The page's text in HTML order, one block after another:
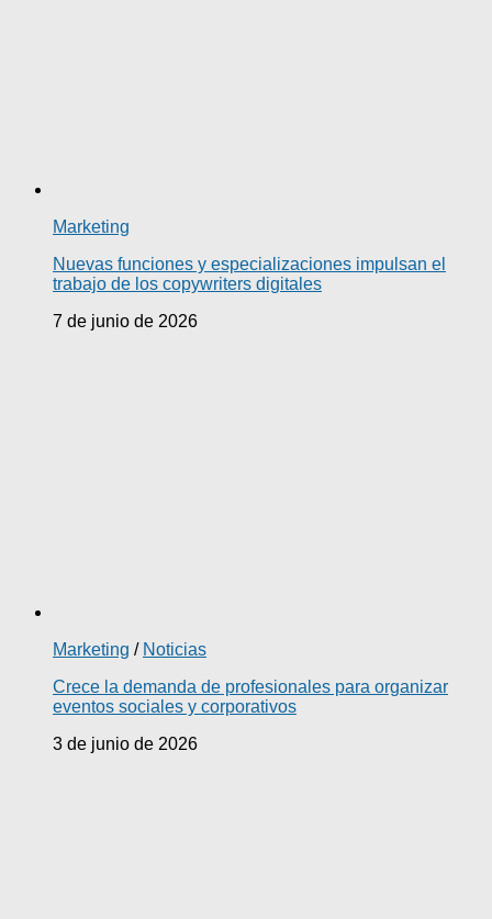
Marketing
Nuevas funciones y especializaciones impulsan el
trabajo de los copywriters digitales
7 de junio de 2026
Marketing / Noticias
Crece la demanda de profesionales para organizar
eventos sociales y corporativos
3 de junio de 2026